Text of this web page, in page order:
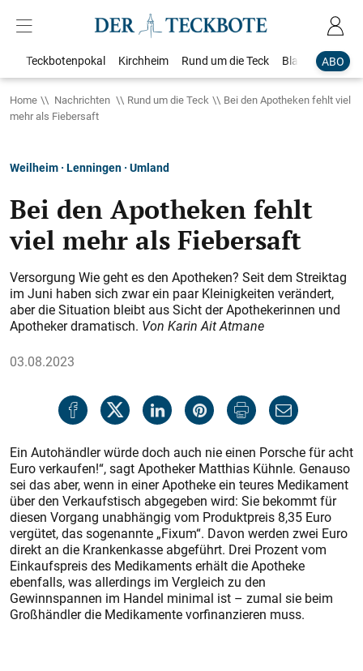
ABO
Teckbotenpokal Kirchheim Rund um die Teck Blaulicht
Home Nachrichten Rund um die Teck
Bei den Apotheken fehlt viel
mehr als Fiebersaft
Weilheim · Lenningen · Umland
Bei den Apotheken fehlt
viel mehr als Fiebersaft
Versorgung Wie geht es den Apotheken? Seit dem Streiktag
im Juni haben sich zwar ein paar Kleinigkeiten ver­ändert,
aber die Situation bleibt aus Sicht der Apothekerinnen und
Apotheker dramatisch. Von Karin Ait Atmane
03.08.2023
Ein Autohändler würde doch auch nie einen Porsche für acht
Euro verkaufen!“, sagt Apotheker Matthias Kühnle. Genauso
sei das aber, wenn in einer Apotheke ein teures Medikament
über den Verkaufstisch abgegeben wird: Sie bekommt für
diesen Vorgang unabhängig vom Produktpreis 8,35 Euro
vergütet, das sogenannte „Fixum“. Davon werden zwei Euro
direkt an die Krankenkasse abgeführt. Drei Prozent vom
Einkaufspreis des Medikaments erhält die Apotheke
ebenfalls, was allerdings im Vergleich zu den
Gewinnspannen im Handel minimal ist – zumal sie beim
Großhändler die Medikamente vorfinanzieren muss.